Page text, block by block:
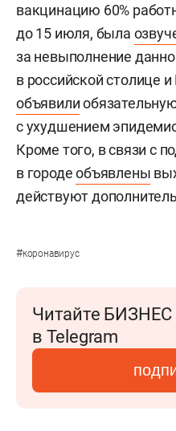
вакцинацию 60%
до 15 июля, была
за невыполнение
в российской столице
объявили
с ухудшением
Кроме того, в связи с
в городеобъявлены
действуют
#коронавирус
Читайте БИЗНЕС
в Telegram